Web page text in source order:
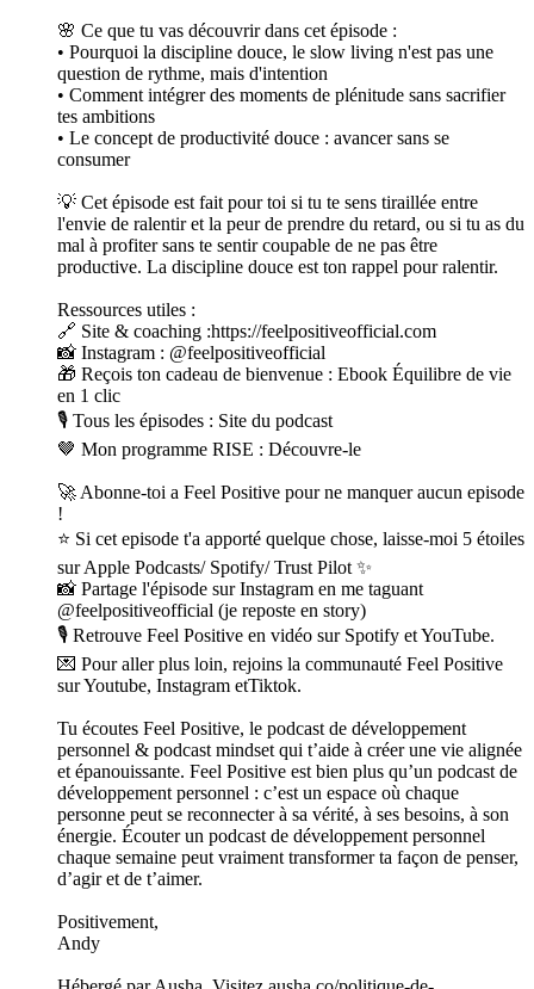
🌸 Ce que tu vas découvrir dans cet épisode :
• Pourquoi la discipline douce, le slow living n'est pas une
question de rythme, mais d'intention
• Comment intégrer des moments de plénitude sans sacrifier
tes ambitions
• Le concept de productivité douce : avancer sans se
consumer
💡 Cet épisode est fait pour toi si tu te sens tiraillée entre
l'envie de ralentir et la peur de prendre du retard, ou si tu as du
mal à profiter sans te sentir coupable de ne pas être
productive. La discipline douce est ton rappel pour ralentir.
Ressources utiles :
🔗 Site & coaching :https://feelpositiveofficial.com
📸 Instagram : @feelpositiveofficial
🎁 Reçois ton cadeau de bienvenue : Ebook Équilibre de vie
en 1 clic
🎙️ Tous les épisodes : Site du podcast
🤎 Mon programme RISE : Découvre-le
🚀 Abonne-toi a Feel Positive pour ne manquer aucun episode
!
⭐ Si cet episode t'a apporté quelque chose, laisse-moi 5 étoiles
sur Apple Podcasts/ Spotify/ Trust Pilot ✨
📸 Partage l'épisode sur Instagram en me taguant
@feelpositiveofficial (je reposte en story)
🎙️ Retrouve Feel Positive en vidéo sur Spotify et YouTube.
💌 Pour aller plus loin, rejoins la communauté Feel Positive
sur Youtube, Instagram etTiktok.
Tu écoutes Feel Positive, le podcast de développement
personnel & podcast mindset qui t’aide à créer une vie alignée
et épanouissante. Feel Positive est bien plus qu’un podcast de
développement personnel : c’est un espace où chaque
personne peut se reconnecter à sa vérité, à ses besoins, à son
énergie. Écouter un podcast de développement personnel
chaque semaine peut vraiment transformer ta façon de penser,
d’agir et de t’aimer.
Positivement,
Andy